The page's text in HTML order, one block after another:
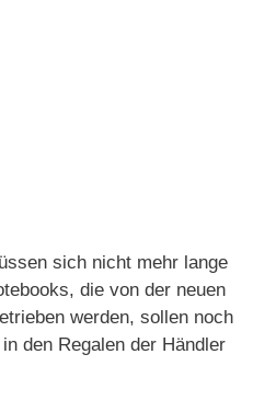
sich nicht mehr lange
die von der neuen
werden, sollen noch
den Regalen der Händler